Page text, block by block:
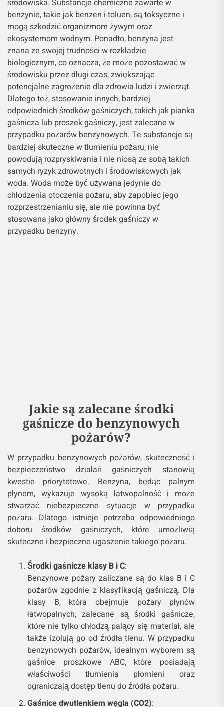
środowiska. Substancje chemiczne zawarte w
benzynie, takie jak benzen i toluen, są toksyczne i
mogą szkodzić organizmom żywym oraz
ekosystemom wodnym. Ponadto, benzyna jest
znana ze swojej trudności w rozkładzie
biologicznym, co oznacza, że może pozostawać w
środowisku przez długi czas, zwiększając
potencjalne zagrożenie dla zdrowia ludzi i zwierząt.
Dlatego też, stosowanie innych, bardziej
odpowiednich środków gaśniczych, takich jak pianka
gaśnicza lub proszek gaśniczy, jest zalecane w
przypadku pożarów benzynowych. Te substancje są
bardziej skuteczne w tłumieniu pożaru, nie
powodują rozpryskiwania i nie niosą ze sobą takich
samych ryzyk zdrowotnych i środowiskowych jak
woda. Woda może być używana jedynie do
chłodzenia otoczenia pożaru, aby zapobiec jego
rozprzestrzenianiu się, ale nie powinna być
stosowana jako główny środek gaśniczy w
przypadku benzyny.
Jakie są zalecane środki
gaśnicze do benzynowych
pożarów?
W przypadku benzynowych pożarów, skuteczność i
bezpieczeństwo działań gaśniczych stanowią
kwestie priorytetowe. Benzyna, będąc palnym
płynem, wykazuje wysoką łatwopalność i może
stwarzać niebezpieczne sytuacje w przypadku
pożaru. Dlatego istnieje potrzeba odpowiedniego
doboru środków gaśniczych, które umożliwią
skuteczne i bezpieczne ugaszenie takiego pożaru.
Środki gaśnicze klasy B i C:
Benzynowe pożary zaliczane są do klas B i C
pożarów zgodnie z klasyfikacją gaśniczą. Dla
klasy B, która obejmuje pożary płynów
łatwopalnych, zalecane są środki gaśnicze,
które nie tylko chłodzą palący się materiał, ale
także izolują go od źródła tlenu. W przypadku
benzynowych pożarów, idealnym wyborem są
gaśnice proszkowe ABC, które posiadają
właściwości tłumienia płomieni oraz
ograniczają dostęp tlenu do źródła pożaru.
Gaśnice dwutlenkiem węgla (CO2):